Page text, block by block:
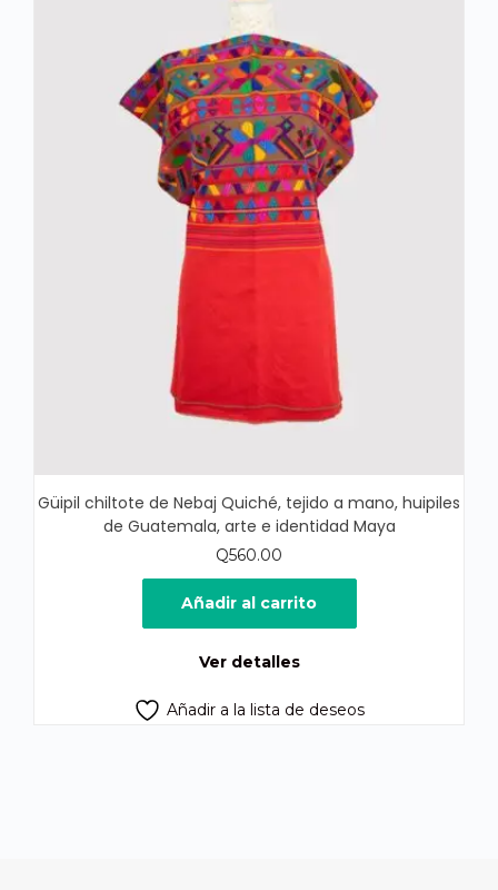
Güipil chiltote de Nebaj Quiché, tejido a mano, huipiles
de Guatemala, arte e identidad Maya
Q560.00
Añadir al carrito
Ver detalles
Añadir a la lista de deseos